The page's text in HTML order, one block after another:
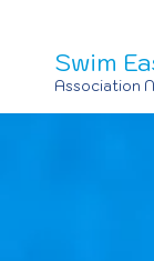
Swim
Association